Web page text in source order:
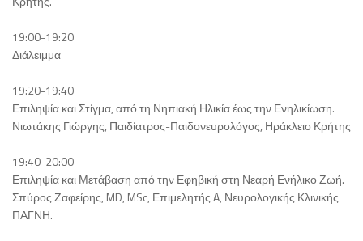
19:00-19:20
Διάλειμμα
19:20-19:40
Επιληψία και Στίγμα, από τη Νηπιακή Ηλικία έως την Ενηλικίωση.
Νιωτάκης Γιώργης, Παιδίατρος-Παιδονευρολόγος, Ηράκλειο Κρήτης
19:40-20:00
Επιληψία και Μετάβαση από την Εφηβική στη Νεαρή Ενήλικο Ζωή.
Σπύρος Ζαφείρης, MD, MSc, Επιμελητής A, Νευρολογικής Κλινικής
ΠΑΓΝΗ.